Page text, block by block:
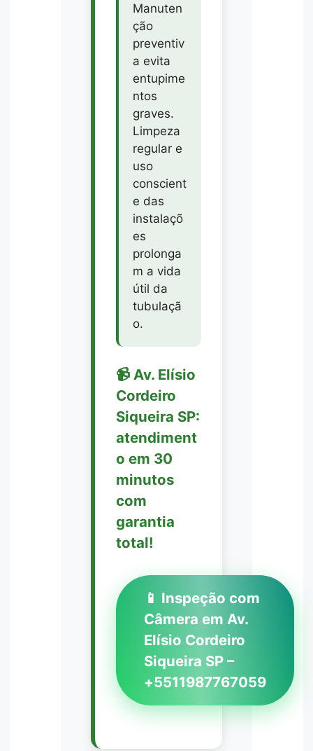
Manuten
ção
preventiv
a evita
entupime
ntos
graves.
Limpeza
regular e
uso
conscient
e das
instalaçõ
es
prolonga
m a vida
útil da
tubulaçã
o.
📹 Av. Elísio
Cordeiro
Siqueira SP:
atendiment
o em 30
minutos
com
garantia
total!
📱 Inspeção com
Câmera em Av.
Elísio Cordeiro
Siqueira SP –
+5511987767059